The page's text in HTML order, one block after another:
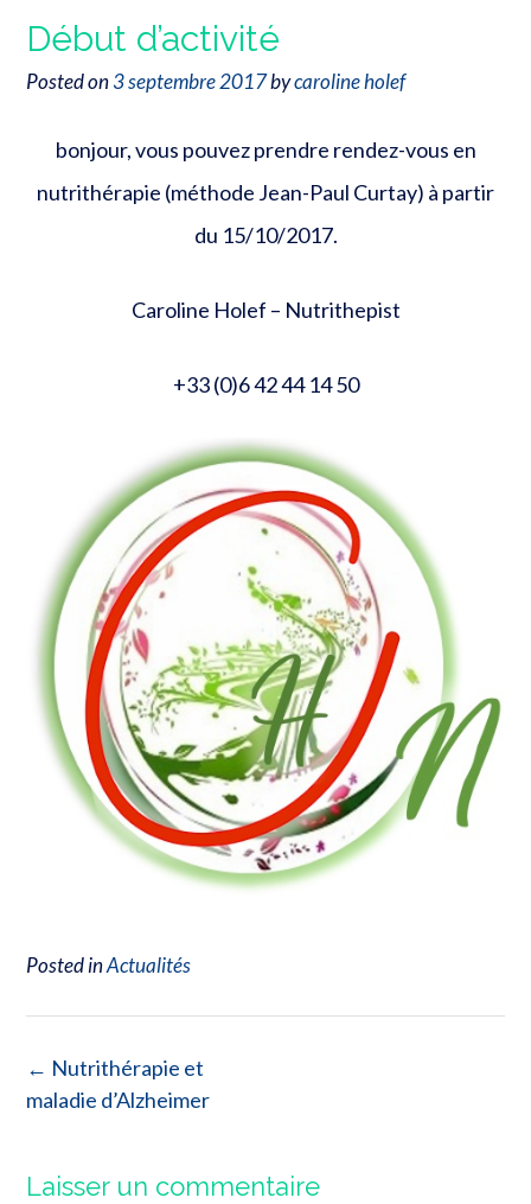
Début d’activité
Posted on3 septembre 2017bycaroline holef
bonjour, vous pouvez prendre rendez-vous en
nutrithérapie (méthode Jean-Paul Curtay) à partir
du 15/10/2017.
Caroline Holef – Nutrithepist
+33 (0)6 42 44 14 50
Posted inActualités
Post
navigation
← Nutrithérapie et
maladie d’Alzheimer
Laisser un commentaire